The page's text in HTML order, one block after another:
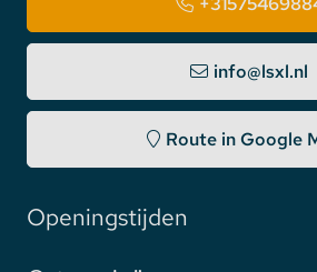
info@lsxl.nl
Route in Google
Openingstijden